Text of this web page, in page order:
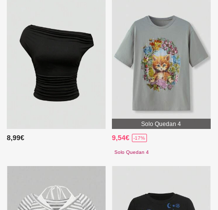
8,99€
Solo Quedan 4
9,54€ -17%
Solo Quedan 4